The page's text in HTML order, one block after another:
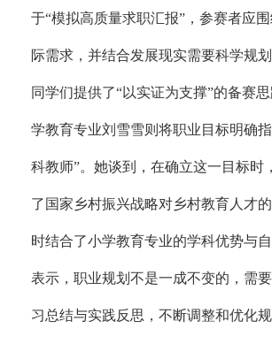
于“模拟高质量求职汇报”， 参赛者应
际需求，并结合发展现实需要科学规
同学们提供了“以实证为支撑”的备赛
学教育专业刘雪雪则将职业目标明确
科教师”。她谈到，在确立这一目标时
了国家乡村振兴战略对乡村教育人才
时结合了小学教育专业的学科优势与
表示，职业规划不是一成不变的，需
习总结与实践反思，不断调整和优化